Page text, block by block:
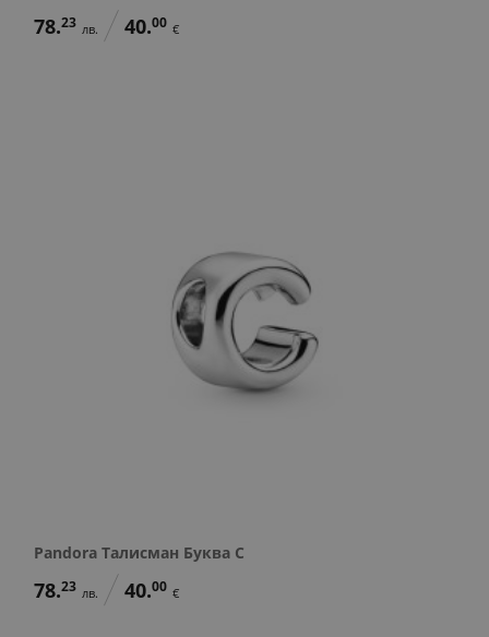
78.23 лв. 40.00 €
Pandora Талисман Буква C
78.23 лв. 40.00 €